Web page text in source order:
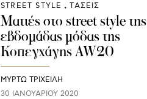
STREET STYLE ΤΑΣΕΙΣ
Mατιές στο street style της
εβδομάδας μόδας της
Κοπεγχάγης AW20
ΜΥΡΤΩ ΤΡΙΧΕΙΛΗ
30 ΙΑΝΟΥΑΡΊΟΥ 2020